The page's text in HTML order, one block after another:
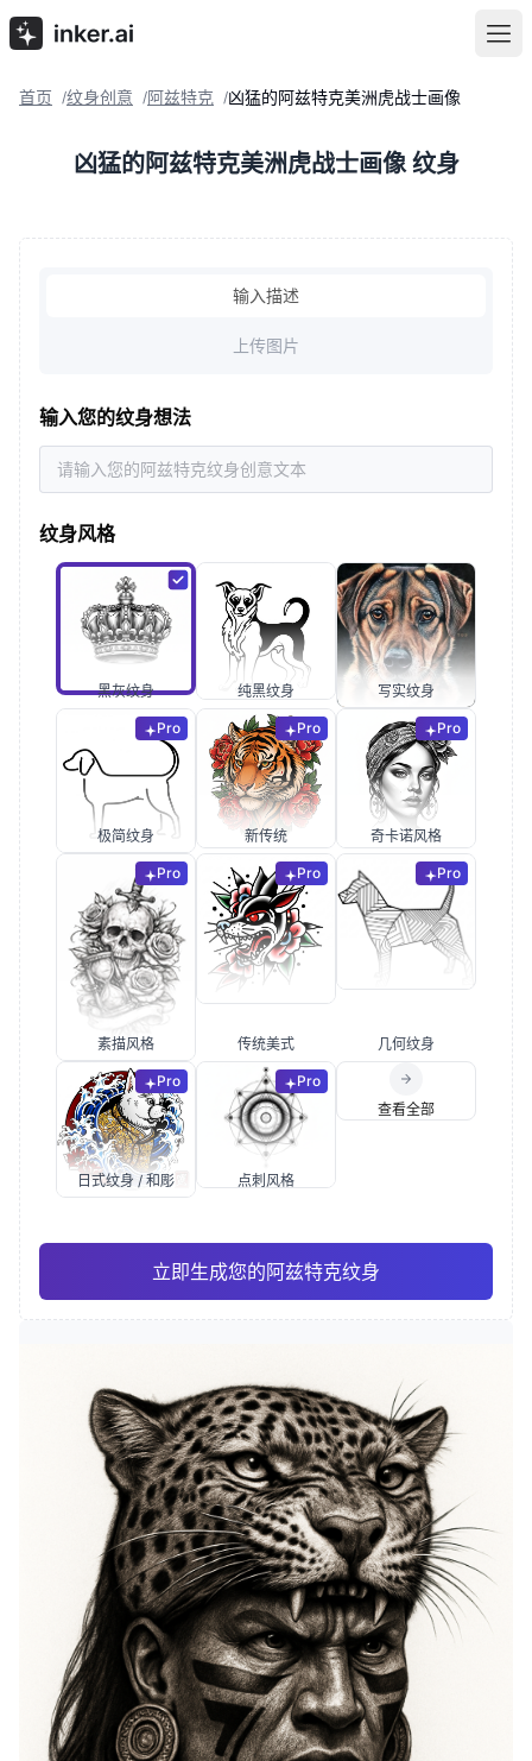
首页 /纹身创意 /阿兹特克 /凶猛的阿兹特克美洲虎战士画像
凶猛的阿兹特克美洲虎战士画像 纹身
输入描述
上传图片
输入您的纹身想法
纹身风格
黑灰纹身 纯黑纹身 写实纹身
Pro
极简纹身
Pro
新传统
Pro
奇卡诺风格
Pro
素描风格
Pro
传统美式
Pro
几何纹身
Pro
日式纹身 / 和彫
Pro
点刺风格
查看全部
立即生成您的阿兹特克纹身